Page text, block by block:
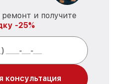
и получите
-25%
консультация